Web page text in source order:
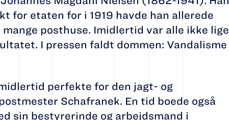
for etaten for i 1919 havde han allerede
posthuse. Imidlertid var alle ikke lige
I pressen faldt dommen: Vandalisme
perfekte for den jagt- og
Schafranek. En tid boede også
sin bestyrerinde og arbejdsmand i